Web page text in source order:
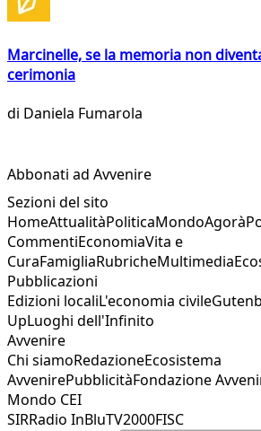
Marcinelle, se la memoria non
cerimonia
di Daniela Fumarola
Abbonati ad Avvenire
Sezioni del sito
HomeAttualitàPoliticaMondoAgorà
CommentiEconomiaVita e
CuraFamigliaRubricheMultimedia
Pubblicazioni
Edizioni localiL'economia civile
UpLuoghi dell'Infinito
Avvenire
Chi siamoRedazioneEcosistema
AvvenirePubblicitàFondazione
Mondo CEI
SIRRadio InBluTV2000FISC